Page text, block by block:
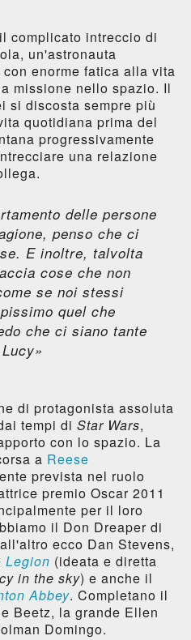
complicato intreccio di
un'astronauta
enorme fatica alla vita
missione nello spazio. Il
si discosta sempre più
quotidiana prima del
progressivamente
una relazione
delle persone
penso che ci
E inoltre, talvolta
cose che non
se noi stessi
quel che
che ci siano tante
di protagonista assoluta
tempi di Star Wars,
con lo spazio. La
a Reese
prevista nel ruolo
premio Oscar 2011
per il loro
il Don Dreaper di
ecco Dan Stevens,
Legion (ideata e diretta
in the sky) e anche il
Abbey. Completano il
Beetz, la grande Ellen
Domingo.